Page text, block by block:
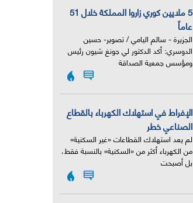
5 ملايين كوري زاروا المملكة خلال 51
عاماً
الجزيرة - سالم اليامي / تصوير- حسين
الدوسري: أكد الدكتور لي جونغ شيون رئيس
ومؤسس جمعية الصداقة
الإفراط في استهلاك الكهرباء بالقطاع
الصناعي خطر
لم يعد استهلاك القطاعات «غير السكنية»
من الكهرباء أكثر من «السكنية» بالنسبة فقط،
بل أصبحت